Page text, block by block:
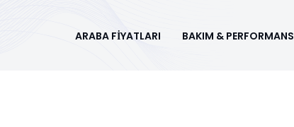
ARABA FİYATLARI BAKIM & PERFORMANS